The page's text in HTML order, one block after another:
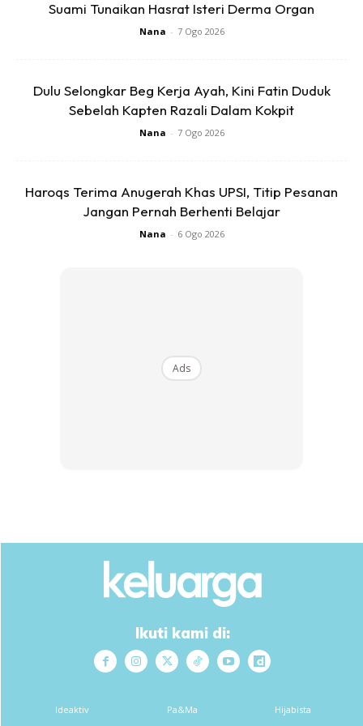
Suami Tunaikan Hasrat Isteri Derma Organ
Nana - 7 Ogo 2026
Dulu Selongkar Beg Kerja Ayah, Kini Fatin Duduk
Sebelah Kapten Razali Dalam Kokpit
Nana - 7 Ogo 2026
Haroqs Terima Anugerah Khas UPSI, Titip Pesanan
Jangan Pernah Berhenti Belajar
Nana - 6 Ogo 2026
Ads
Ikuti kami di:
Ideaktiv Pa&Ma Hijabista